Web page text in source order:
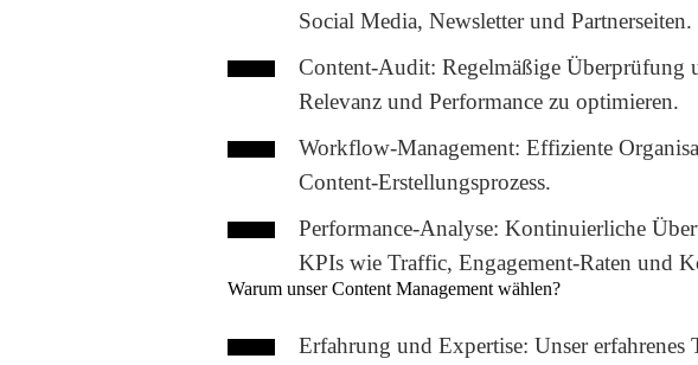
Social Media, Newsletter und Partnerseiten.
Content-Audit: Regelmäßige Überprüfung
Relevanz und Performance zu optimieren.
Workflow-Management: Effiziente
Content-Erstellungsprozess.
Performance-Analyse: Kontinuierliche
KPIs wie Traffic, Engagement-Raten und
Warum unser Content Management wählen?
Erfahrung und Expertise: Unser